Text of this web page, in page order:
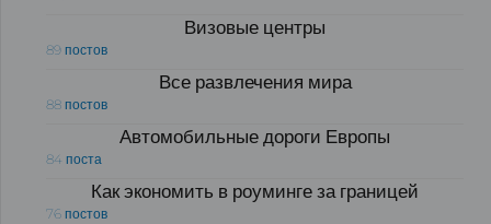
Визовые центры
89 постов
Все развлечения мира
88 постов
Автомобильные дороги Европы
84 поста
Как экономить в роуминге за границей
76 постов